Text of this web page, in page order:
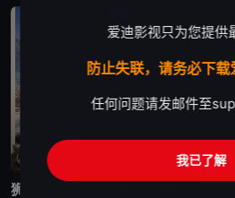
狮子王：木法沙传奇
蓝光
爱迪影视只为您提供
防止失联，请务必下
任何问题请发邮件至
我已了解